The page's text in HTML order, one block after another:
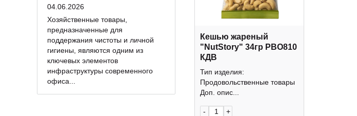
04.06.2026
Хозяйственные товары,
предназначенные для
поддержания чистоты и личной
гигиены, являются одним из
ключевых элементов
инфраструктуры современного
офиса...
Кешью жареный
"NutStory" 34гр РВО810
КДВ
Тип изделия:
Продовольственные товары
Доп. опис...
- +